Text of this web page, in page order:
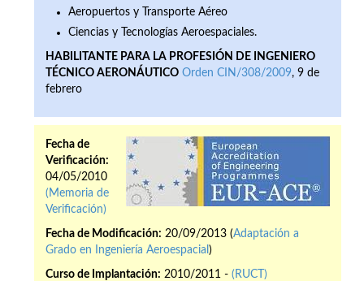
Aeropuertos y Transporte Aéreo
Ciencias y Tecnologías Aeroespaciales.
HABILITANTE PARA LA PROFESIÓN DE INGENIERO
TÉCNICO AERONÁUTICO Orden CIN/308/2009, 9 de
febrero
Fecha de
Verificación:
04/05/2010
(Memoria de
Verificación)
Fecha de Modificación: 20/09/2013 (Adaptación a
Grado en Ingeniería Aeroespacial )
Curso de Implantación: 2010/2011 - (RUCT)